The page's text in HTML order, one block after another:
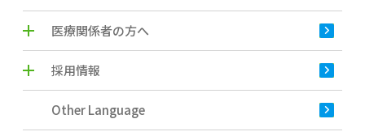
医療関係者の方へ
採用情報
Other Language